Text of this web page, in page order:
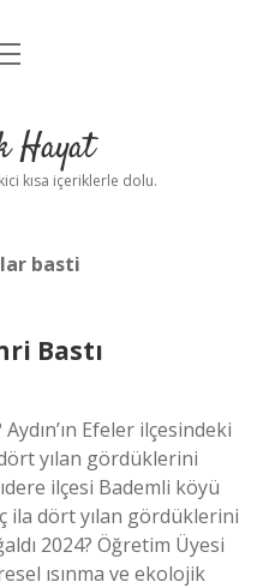
Uyarı
Hayat
kısa içeriklerle dolu.
basti
Bastı
Efeler ilçesindeki
yılan gördüklerini
ilçesi Bademli köyü
ila dört yılan gördüklerini
2024? Öğretim Üyesi
ısınma ve ekolojik